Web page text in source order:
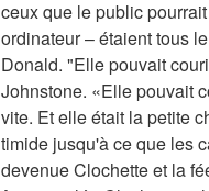
ceux que le public
ordinateur – étaient tous
Donald. "Elle pouvait
Johnstone. «Elle pouvait
vite. Et elle était la petite
timide jusqu'à ce que les
devenue Clochette et la